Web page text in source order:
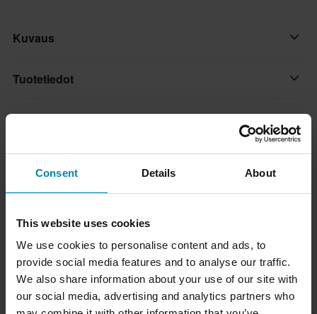
Consent Details About
This website uses cookies
We use cookies to personalise content and ads, to
provide social media features and to analyse our traffic.
We also share information about your use of our site with
our social media, advertising and analytics partners who
Kuvaus
Brandit Check -paita on napillinen paita mukavasta flanellista.
Ominaisuudet:
Tuotetiedot
Väri
Valkoinen/Musta
Materiaali
Tekstiili
Merkki
Asiakkaiden arvostelut(1)
Koko-opas
Nopeat toimitukset
Toimitamme päivittäin tilauksia kaikkialle Pohjoismaissa.
Teemme aina parhaamme varmistaaksemme, että vastaanotat
tuotteet mahdollisimman nopeasti!
Kysymyksiä tuotteesta (Kysy jotain)
Kysy jotain
Suosikit tuotemerkiltä Brandit